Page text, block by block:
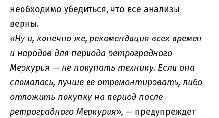
необходимо убедиться, что все анализы
верны.
«Ну и, конечно же, рекомендация всех времен
и народов для периода ретроградного
Меркурия — не покупать технику. Если она
сломалась, лучше ее отремонтировать, либо
отложить покупку на период после
ретроградного Меркурия», — предупреждет